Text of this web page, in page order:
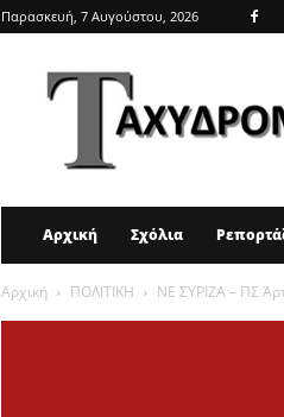
Παρασκευή, 7 Αυγούστου, 2026
ΤΑΧΥΔΡΟΜΟΣ
Αρχική Σχόλια
Αρχική ΠΟΛΙΤΙΚΗ ΝΕ ΣΥΡΙΖΑ – ΠΣ